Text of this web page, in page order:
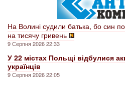
На Волині судили батька, бо син
на тисячу гривень
9 Серпня 2026 22:33
У 22 містах Польщі відбулися
українців
9 Серпня 2026 22:05